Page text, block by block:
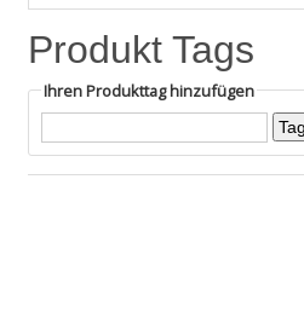
Produkt Tags
Ihren Produkttag hinzufügen